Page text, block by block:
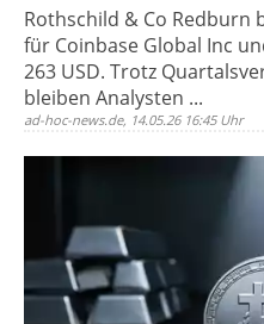
Rothschild & Co
für Coinbase Global Inc
263 USD. Trotz
bleiben Analysten ...
ad-hoc-news.de, 14.05.26 16:45 Uhr